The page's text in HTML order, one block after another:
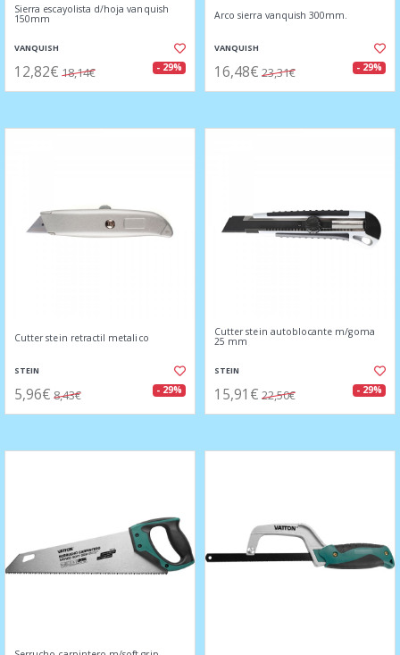
Sierra escayolista d/hoja vanquish
150mm
VANQUISH
12,82€ 18,14€ - 29%
Arco sierra vanquish 300mm.
VANQUISH
16,48€ 23,31€ - 29%
Cutter stein retractil metalico
STEIN
5,96€ 8,43€ - 29%
Cutter stein autoblocante m/goma
25 mm
STEIN
15,91€ 22,50€ - 29%